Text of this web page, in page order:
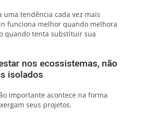
uma tendência cada vez mais
funciona melhor quando melhora
quando tenta substituir sua
nos ecossistemas, não
isolados
importante acontece na forma
seus projetos.